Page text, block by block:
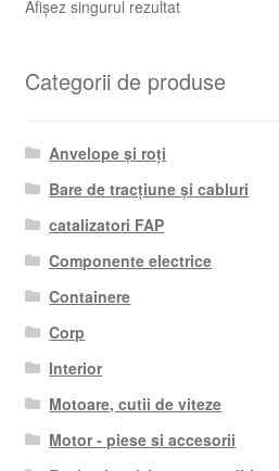
Afișez singurul rezultat
Categorii de produse
Anvelope și roți
Bare de tracțiune și cabluri
catalizatori FAP
Componente electrice
Containere
Corp
Interior
Motoare, cutii de viteze
Motor - piese si accesorii